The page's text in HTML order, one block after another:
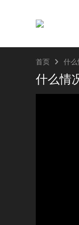
首页  什么
什么情